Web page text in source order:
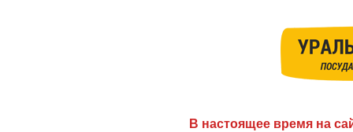
В настоящее время на